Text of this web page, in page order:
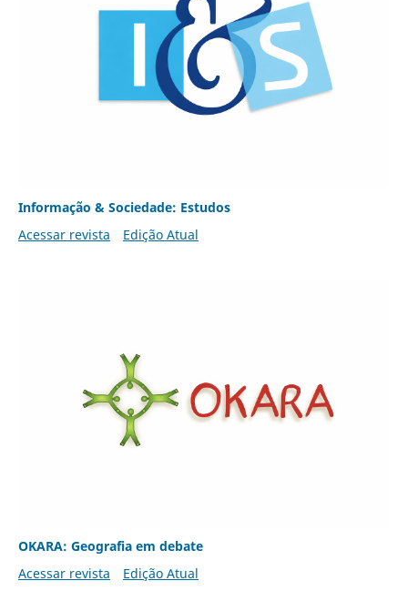
Informação & Sociedade: Estudos
Acessar revista
Edição Atual
OKARA: Geografia em debate
Acessar revista
Edição Atual